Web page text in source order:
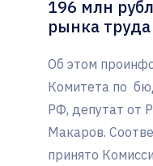
196 млн
рынка труда
Об этом
Комитета по
РФ, депутат от
Макаров.
принято